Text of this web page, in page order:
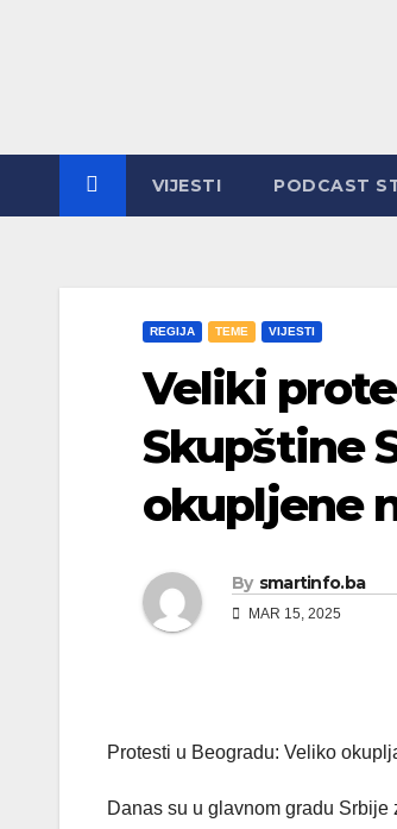
VIJESTI PODCAST
REGIJA TEME VIJESTI
Veliki
Skupštine
okupljene
By smartinfo.ba
MAR 15, 2025
Protesti u Beogradu: Veliko
Danas su u glavnom gradu